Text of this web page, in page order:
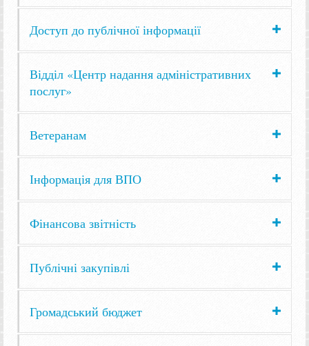
Доступ до публічної інформації
Відділ «Центр надання адміністративних
послуг»
Ветеранам
Інформація для ВПО
Фінансова звітність
Публічні закупівлі
Громадський бюджет